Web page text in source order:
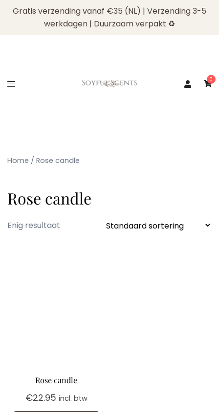
Gratis verzending vanaf €35 (NL) | Verzending 3-5
werkdagen | Duurzaam verpakt ♻️
de
0
Home / Rose candle
Rose candle
Enig resultaat
Rose candle
€22.95 incl. btw